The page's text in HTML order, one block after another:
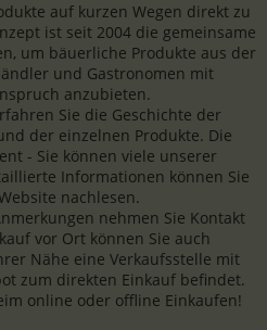
auf kurzen Wegen direkt zu
ist seit 2004 die gemeinsame
um bäuerliche Produkte aus der
und Gastronomen mit
anzubieten.
Sie die Geschichte der
der einzelnen Produkte. Die
- Sie können viele unserer
Informationen können Sie
nachlesen.
nehmen Sie Kontakt
vor Ort können Sie auch
Nähe eine Verkaufsstelle mit
zum direkten Einkauf befindet.
online oder offline Einkaufen!